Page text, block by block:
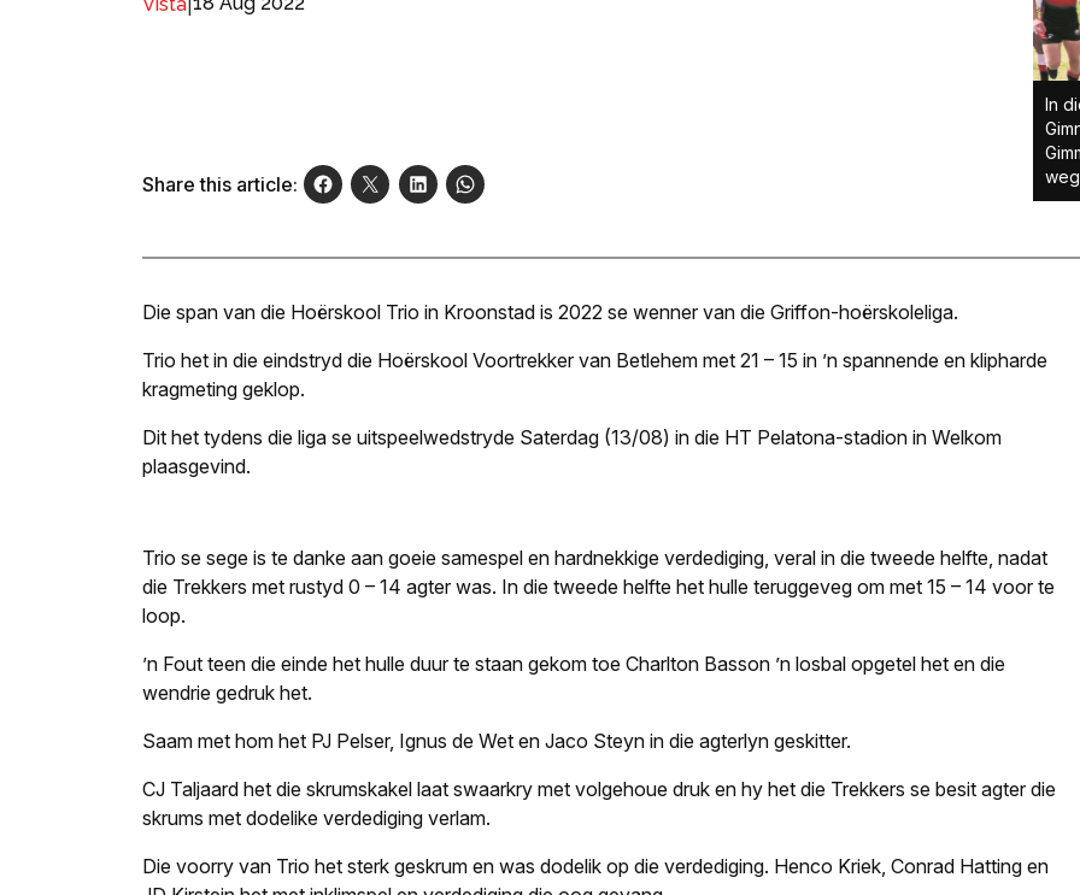
Share this article:
In
Die span van die Hoërskool Trio in Kroonstad is 2022 se wenner van die Griffon-hoërskoleliga.
Trio het in die eindstryd die Hoërskool Voortrekker van Betlehem met 21 – 15 in ’n spannende en klipharde
kragmeting geklop.
Dit het tydens die liga se uitspeelwedstryde Saterdag (13/08) in die HT Pelatona-stadion in Welkom
plaasgevind.
Trio se sege is te danke aan goeie samespel en hardnekkige verdediging, veral in die tweede helfte, nadat
die Trekkers met rustyd 0 – 14 agter was. In die tweede helfte het hulle teruggeveg om met 15 – 14 voor te
loop.
’n Fout teen die einde het hulle duur te staan gekom toe Charlton Basson ’n losbal opgetel het en die
wendrie gedruk het.
Saam met hom het PJ Pelser, Ignus de Wet en Jaco Steyn in die agterlyn geskitter.
CJ Taljaard het die skrumskakel laat swaarkry met volgehoue druk en hy het die Trekkers se besit agter die
skrums met dodelike verdediging verlam.
Die voorry van Trio het sterk geskrum en was dodelik op die verdediging. Henco Kriek, Conrad Hatting en